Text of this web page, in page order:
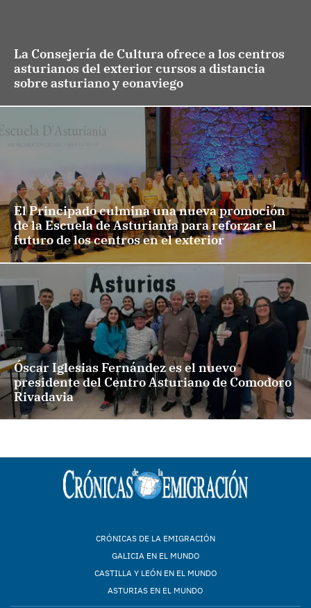
La Consejería de Cultura ofrece a los centros
asturianos del exterior cursos a distancia
sobre asturiano y eonaviego
El Principado culmina una nueva promoción
de la Escuela de Asturianía para reforzar el
futuro de los centros en el exterior
Óscar Iglesias Fernández es el nuevo
presidente del Centro Asturiano de Comodoro
Rivadavia
CRÓNICAS DE LA EMIGRACIÓN
GALICIA EN EL MUNDO
CASTILLA Y LEÓN EN EL MUNDO
ASTURIAS EN EL MUNDO